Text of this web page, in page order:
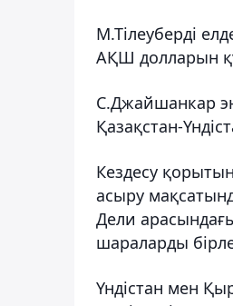
М.Тілеуберді
АҚШ долларын
С.Джайшанкар
Қазақстан-
Кездесу
асыру
Дели арасындағы
шараларды
Үндістан мен